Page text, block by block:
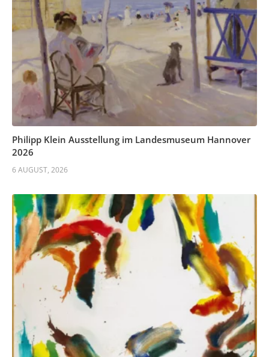
Philipp Klein Ausstellung im Landesmuseum Hannover
2026
6 AUGUST, 2026